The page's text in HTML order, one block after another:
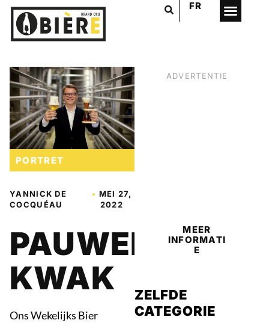
FR
PORTRET
YANNICK DE
COCQUÉAU
• MEI 27,
2022
PAUWELS
KWAK
Ons Wekelijks Bier
ADVERTENTIE
MEER
INFORMATI
E
ZELFDE
CATEGORIE